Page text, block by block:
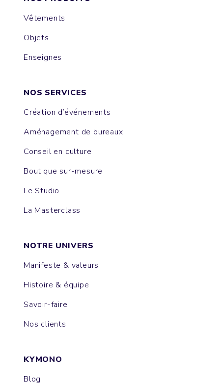
Vêtements
Objets
Enseignes
NOS SERVICES
Création d’événements
Aménagement de bureaux
Conseil en culture
Boutique sur-mesure
Le Studio
La Masterclass
NOTRE UNIVERS
Manifeste & valeurs
Histoire & équipe
Savoir-faire
Nos clients
KYMONO
Blog